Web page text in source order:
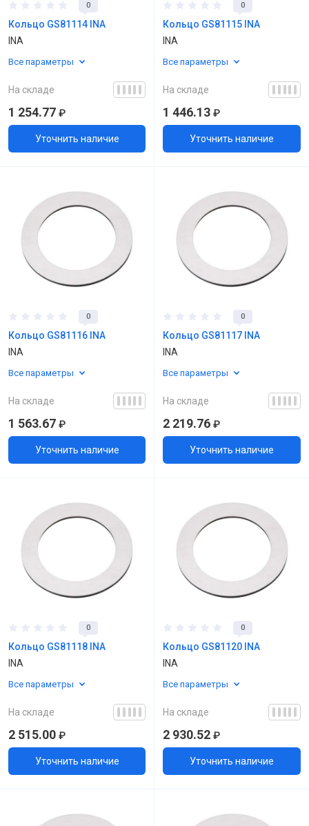
0
Кольцо GS81114 INA
INA
Все параметры
На складе
1 254.77 ₽
Уточнить наличие
0
Кольцо GS81115 INA
INA
Все параметры
На складе
1 446.13 ₽
Уточнить наличие
0
Кольцо GS81116 INA
INA
Все параметры
На складе
1 563.67 ₽
Уточнить наличие
0
Кольцо GS81117 INA
INA
Все параметры
На складе
2 219.76 ₽
Уточнить наличие
0
Кольцо GS81118 INA
INA
Все параметры
На складе
2 515.00 ₽
Уточнить наличие
0
Кольцо GS81120 INA
INA
Все параметры
На складе
2 930.52 ₽
Уточнить наличие